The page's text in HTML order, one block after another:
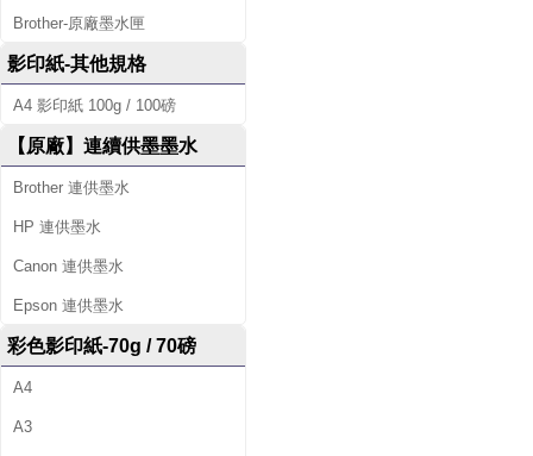
Brother-原廠墨水匣
影印紙-其他規格
A4 影印紙 100g / 100磅
【原廠】連續供墨墨水
Brother 連供墨水
HP 連供墨水
Canon 連供墨水
Epson 連供墨水
彩色影印紙-70g / 70磅
A4
A3